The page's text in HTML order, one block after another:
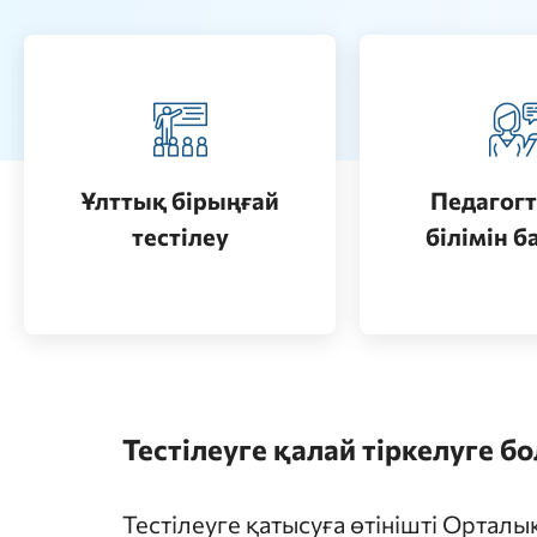
Ұлттық бірыңғай
тестілеу
Қазақстанда жоғары білім
Өту
білімінӨту
Тестілеуге қалай тіркелуге
Тестілеуге қатысуға өтінішті